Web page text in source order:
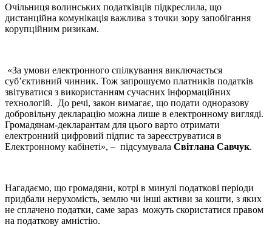
Очільниця волинських податківців підкреслила, що
дистанційна комунікація важлива з точки зору запобігання
корупційним ризикам.
«За умови електронного спілкування виключається
суб’єктивний чинник. Тож запрошуємо платників податків
звітуватися з використанням сучасних інформаційних
технологій. До речі, закон вимагає, що подати одноразову
добровільну декларацію можна лише в електронному вигляді.
Громадянам-декларантам для цього варто отримати
електронний цифровий підпис та зареєструватися в
Електронному кабінеті», – підсумувала Світлана Савчук.
Нагадаємо, що громадяни, котрі в минулі податкові періоди
придбали нерухомість, землю чи інші активи за кошти, з яких
не сплачено податки, саме зараз можуть скористатися правом
на податкову амністію.